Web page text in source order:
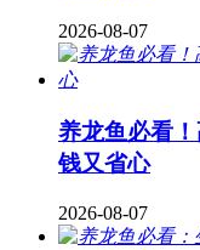
2026-08-07
养龙鱼必看
钱又省心
2026-08-07